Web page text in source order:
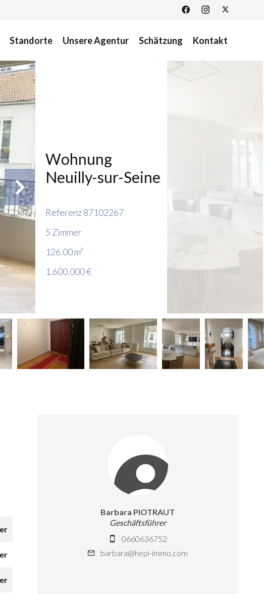
Standorte Unsere Agentur Schätzung Kontakt
Wohnung
Neuilly-sur-Seine
Referenz87102267
5 Zimmer
126.00m²
1.600.000 €
Barbara PIOTRAUT
Geschäftsführer
0660636752
barbara@hepi-immo.com